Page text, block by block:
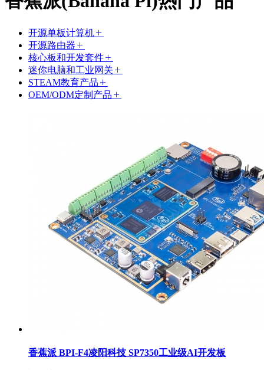
开源单板计算机
开源路由器
核心板和开发套件
迷你电脑和工业网关
STEAM教育产品
OEM/ODM定制产品
香蕉派 BPI-F4凌阳科技 SP7350工业级AI开发板